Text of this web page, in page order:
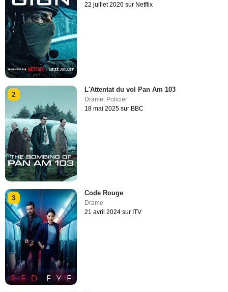
22 juillet 2026 sur Netflix
2
L'Attentat du vol Pan Am 103
Drame Policier
18 mai 2025 sur BBC
3
Code Rouge
Drame
21 avril 2024 sur ITV